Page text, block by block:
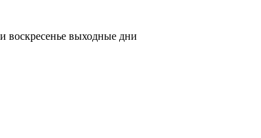
воскресенье выходные дни